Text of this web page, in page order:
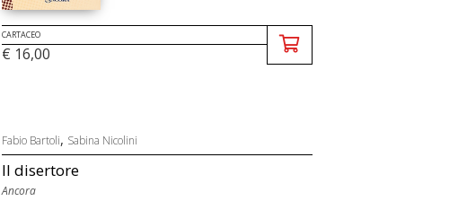
CARTACEO
€ 16,00
Fabio Bartoli, Sabina Nicolini
Il disertore
Ancora